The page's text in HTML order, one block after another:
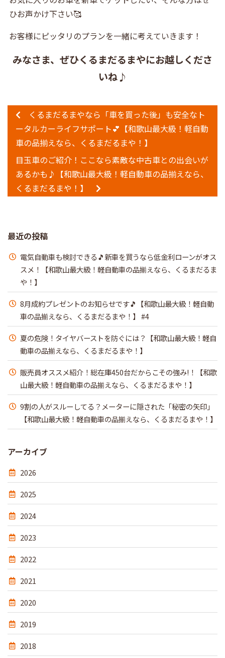
ひお声かけ下さい🥰
お客様にピッタリのプランを一緒に考えていきます！
みなさま、ぜひくるまだるまやにお越しくださ
いね♪
くるまだるまやなら「車を買った後」も安全なト
ータルカーライフサポート💕【和歌山最大級！軽自動
車の品揃えなら、くるまだるまや！】
目玉車のご紹介！ここなら素敵な中古車との出会いが
あるかも♪【和歌山最大級！軽自動車の品揃えなら、
くるまだるまや！】
最近の投稿
電気自動車も検討できる🎵新車を買うなら低金利ローンがオス
スメ！【和歌山最大級！軽自動車の品揃えなら、くるまだるま
や！】
8月成約プレゼントのお知らせです🎵【和歌山最大級！軽自動
車の品揃えなら、くるまだるまや！】 #4
夏の危険！タイヤバーストを防ぐには？【和歌山最大級！軽自
動車の品揃えなら、くるまだるまや！】
販売員オススメ紹介！総在庫450台だからこその強み!！【和歌
山最大級！軽自動車の品揃えなら、くるまだるまや！】
9割の人がスルーしてる？メーターに隠された「秘密の矢印」
【和歌山最大級！軽自動車の品揃えなら、くるまだるまや！】
アーカイブ
2026
2025
2024
2023
2022
2021
2020
2019
2018